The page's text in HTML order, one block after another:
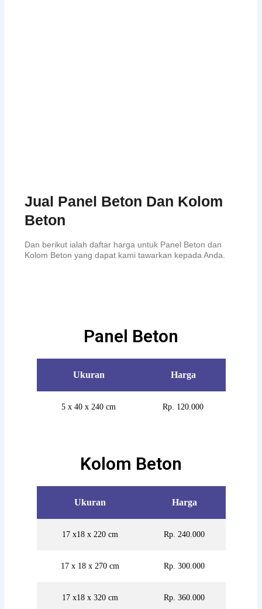
Jual Panel Beton Dan Kolom
Beton
Dan berikut ialah daftar harga untuk Panel Beton dan
Kolom Beton yang dapat kami tawarkan kepada Anda.
Panel Beton
Ukuran Harga
5 x 40 x 240 cm Rp. 120.000
Kolom Beton
Ukuran Harga
17 x18 x 220 cm Rp. 240.000
17 x 18 x 270 cm Rp. 300.000
17 x18 x 320 cm Rp. 360.000